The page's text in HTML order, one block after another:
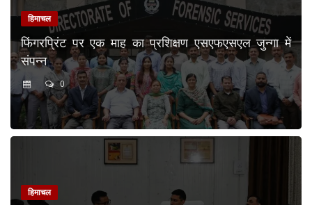
हिमाचल
फिंगरप्रिंट पर एक माह का प्रशिक्षण एसएफएसएल जुन्गा में
संपन्न
0
हिमाचल